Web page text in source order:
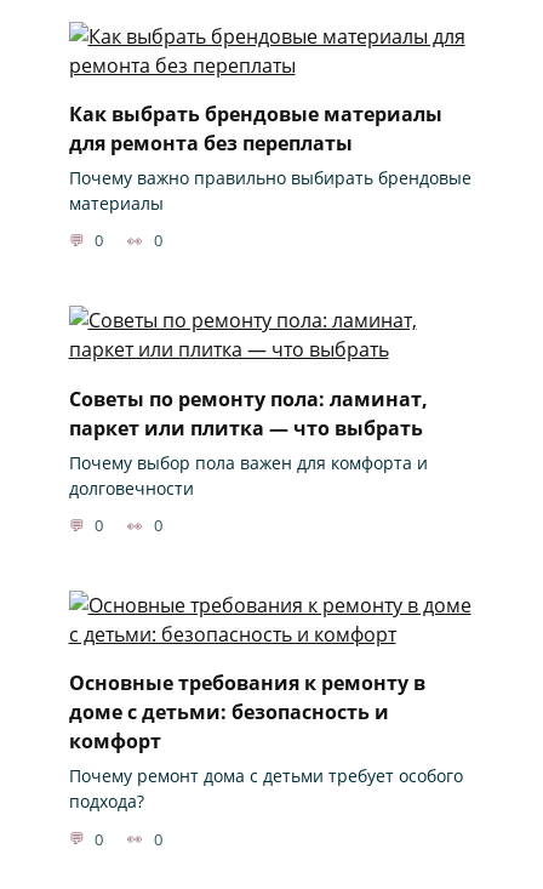
Как выбрать брендовые материалы
для ремонта без переплаты
Почему важно правильно выбирать брендовые
материалы
0 0
Советы по ремонту пола: ламинат,
паркет или плитка — что выбрать
Почему выбор пола важен для комфорта и
долговечности
0 0
Основные требования к ремонту в
доме с детьми: безопасность и
комфорт
Почему ремонт дома с детьми требует особого
подхода?
0 0